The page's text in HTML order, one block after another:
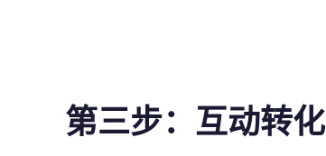
第三步：互动转化